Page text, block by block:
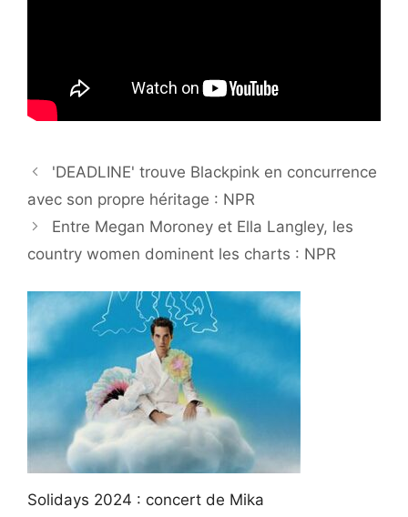
'DEADLINE' trouve Blackpink en concurrence
avec son propre héritage : NPR
Entre Megan Moroney et Ella Langley, les
country women dominent les charts : NPR
Solidays 2024 : concert de Mika